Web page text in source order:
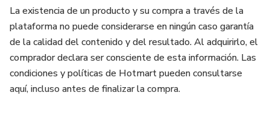
La existencia de un producto y su compra a través de la
plataforma no puede considerarse en ningún caso garantía
de la calidad del contenido y del resultado. Al adquirirlo, el
comprador declara ser consciente de esta información. Las
condiciones y políticas de Hotmart pueden consultarse
aquí, incluso antes de finalizar la compra.